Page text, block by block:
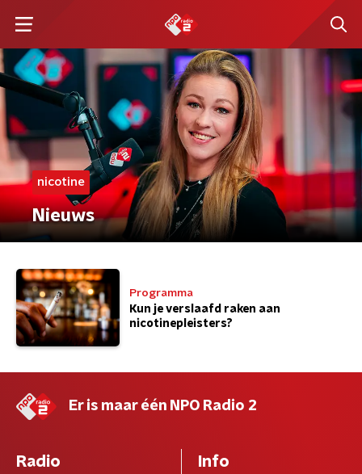
nicotine
Nieuws
Programma
Kun je verslaafd raken aan
nicotinepleisters?
Er is maar één NPO Radio 2
Radio Info